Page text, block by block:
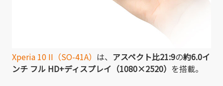
Xperia 10 II（SO-41A） は、 アスペクト比21:9の約6.0イ
ンチ フル HD+ディスプレイ（1080×2520） を搭載。